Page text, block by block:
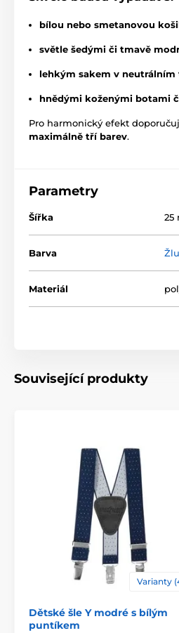
bílou nebo smetanovou
světle šedými či tmavě
lehkým sakem v neutrálním
hnědými koženými botami
Pro harmonický efekt
maximálně tří barev.
Parametry
Šířka 25
Barva
Materiál
Související produkty
Varianty
Dětské šle Y modré s bílým
puntíkem